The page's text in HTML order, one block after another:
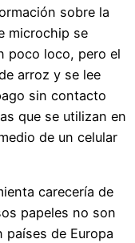
sobre la
microchip se
poco loco, pero el
arroz y se lee
sin contacto
que se utilizan en
de un celular
carecería de
papeles no son
países de Europa